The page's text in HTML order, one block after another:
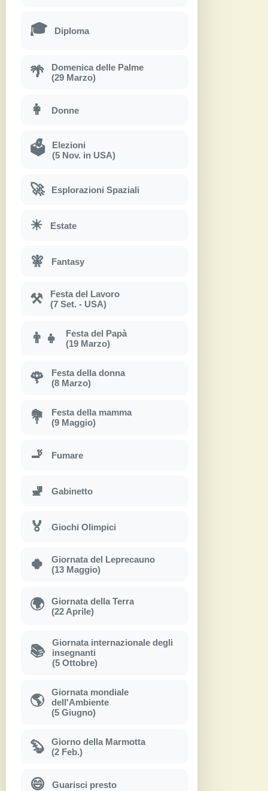
🎓 Diploma
🌴
Domenica delle Palme
(29 Marzo)
👩 Donne
🗳
Elezioni
(5 Nov. in USA)
🚀 Esplorazioni Spaziali
☀ Estate
🧚 Fantasy
⚒
Festa del Lavoro
(7 Set. - USA)
👨‍👧
Festa del Papà
(19 Marzo)
🌹
Festa della donna
(8 Marzo)
💐
Festa della mamma
(9 Maggio)
🚬 Fumare
🚽 Gabinetto
🏅 Giochi Olimpici
🍀
Giornata del Leprecauno
(13 Maggio)
🌍
Giornata della Terra
(22 Aprile)
📚
Giornata internazionale degli
insegnanti
(5 Ottobre)
🌎
Giornata mondiale
dell'Ambiente
(5 Giugno)
🦫
Giorno della Marmotta
(2 Feb.)
😄 Guarisci presto